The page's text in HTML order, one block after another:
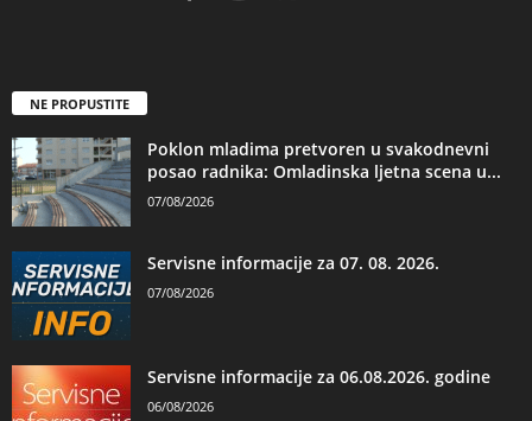
NE PROPUSTITE
Poklon mladima pretvoren u svakodnevni
posao radnika: Omladinska ljetna scena u...
07/08/2026
Servisne informacije za 07. 08. 2026.
07/08/2026
Servisne informacije za 06.08.2026. godine
06/08/2026